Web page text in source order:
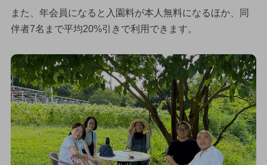
また、年会員になると入園料が本人無料になるほか、同
伴者7名まで平均20%引きで利用できます。